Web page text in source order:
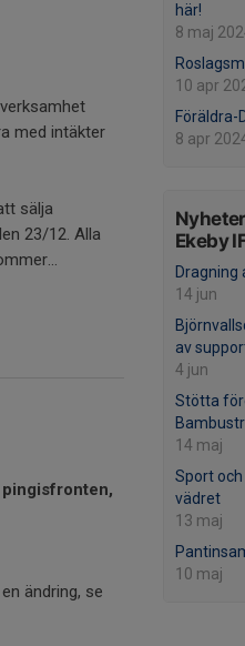
här!
8 maj
10 apr
Föräldra-
8 apr
Ekeby
Dragning
14 jun
av
4 jun
Stötta
14 maj
Sport
vädret
13 maj
10 maj
med intäkter
sälja
23/12. Alla
ändring, se